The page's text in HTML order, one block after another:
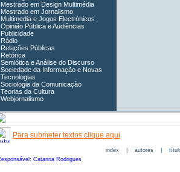
Mestrado em Design Multimédia
Mestrado em Jornalismo
Multimedia e Jogos Electrónicos
Opinião Pública e Audiências
Publicidade
Rádio
Relações Públicas
Retórica
Semiótica e Análise do Discurso
Sociedade da Informação e Novas
Tecnologias
Sociologia da Comunicação
Teorias da Cultura
Webjornalismo
Para submeter textos clique aqui
index| autores|